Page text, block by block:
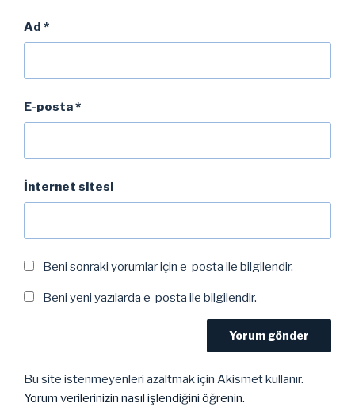
Ad *
E-posta*
İnternet sitesi
Beni sonraki yorumlar için e-posta ile bilgilendir.
Beni yeni yazılarda e-posta ile bilgilendir.
Bu site istenmeyenleri azaltmak için Akismet kullanır.
Yorum verilerinizin nasıl işlendiğini öğrenin.